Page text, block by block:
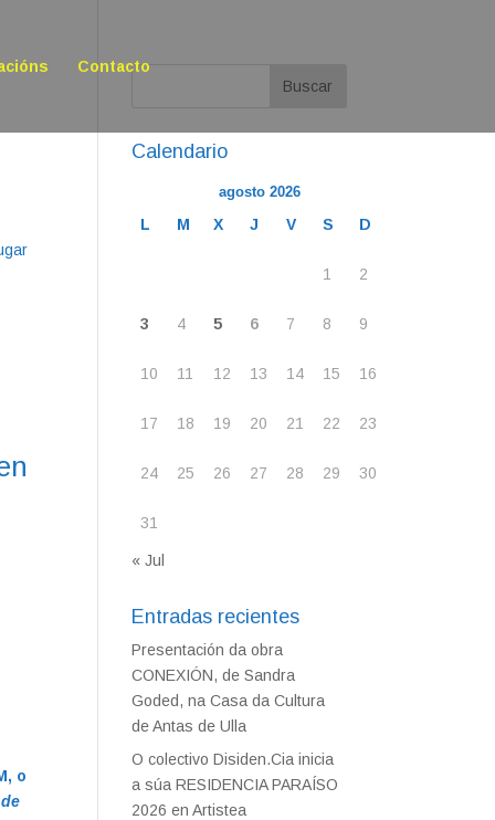
Contacto
o
Calendario
agosto 2026
L M X J V S D
1 2
3 4 5 6 7 8 9
10 11 12 13 14 15 16
17 18 19 20 21 22 23
24 25 26 27 28 29 30
31
« Jul
Entradas recientes
Presentación da obra
CONEXIÓN, de Sandra
Goded, na Casa da Cultura
de Antas de Ulla
O colectivo Disiden.Cia inicia
a súa RESIDENCIA PARAÍSO
2026 en Artistea